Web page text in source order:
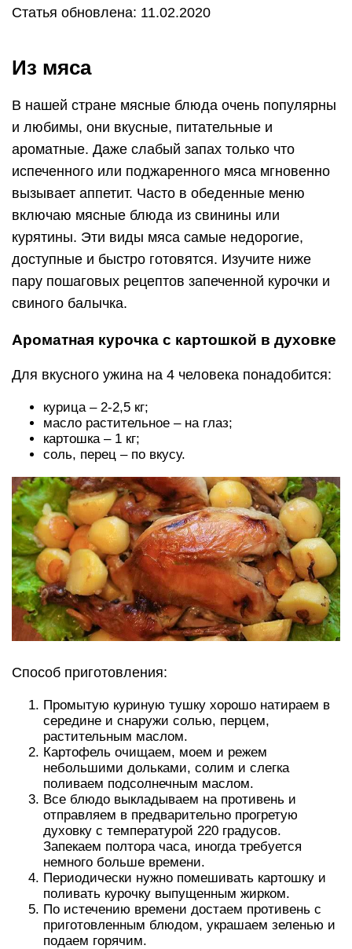
Статья обновлена: 11.02.2020
Из мяса
В нашей стране мясные блюда очень популярны
и любимы, они вкусные, питательные и
ароматные. Даже слабый запах только что
испеченного или поджаренного мяса мгновенно
вызывает аппетит. Часто в обеденные меню
включаю мясные блюда из свинины или
курятины. Эти виды мяса самые недорогие,
доступные и быстро готовятся. Изучите ниже
пару пошаговых рецептов запеченной курочки и
свиного балычка.
Ароматная курочка с картошкой в духовке
Для вкусного ужина на 4 человека понадобится:
курица – 2-2,5 кг;
масло растительное – на глаз;
картошка – 1 кг;
соль, перец – по вкусу.
Способ приготовления:
Промытую куриную тушку хорошо натираем в
середине и снаружи солью, перцем,
растительным маслом.
Картофель очищаем, моем и режем
небольшими дольками, солим и слегка
поливаем подсолнечным маслом.
Все блюдо выкладываем на противень и
отправляем в предварительно прогретую
духовку с температурой 220 градусов.
Запекаем полтора часа, иногда требуется
немного больше времени.
Периодически нужно помешивать картошку и
поливать курочку выпущенным жирком.
По истечению времени достаем противень с
приготовленным блюдом, украшаем зеленью и
подаем горячим.